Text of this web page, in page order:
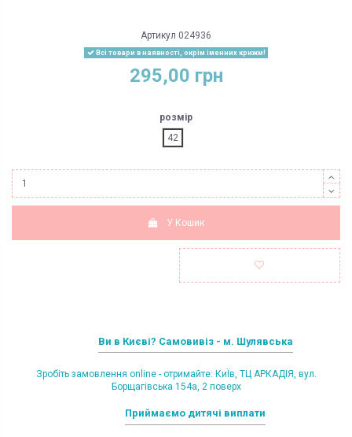
Артикул 024936
Всі товари в наявності, окрім іменних крижм!
295,00 грн
розмір
42
У Кошик
Ви в Києві? Самовивіз - м. Шулявська
Зробіть замовлення online - отримайте: КиЇв, ТЦ АРКАДІЯ, вул.
Борщагівська 154а, 2 поверх
Приймаємо дитячі виплати